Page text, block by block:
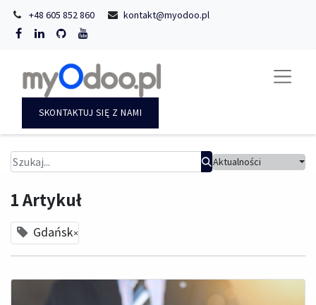
+48 605 852 860 kontakt@myodoo.pl
SKONTAKTUJ SIĘ Z NAMI
Aktualności
1 Artykuł
Gdańsk×